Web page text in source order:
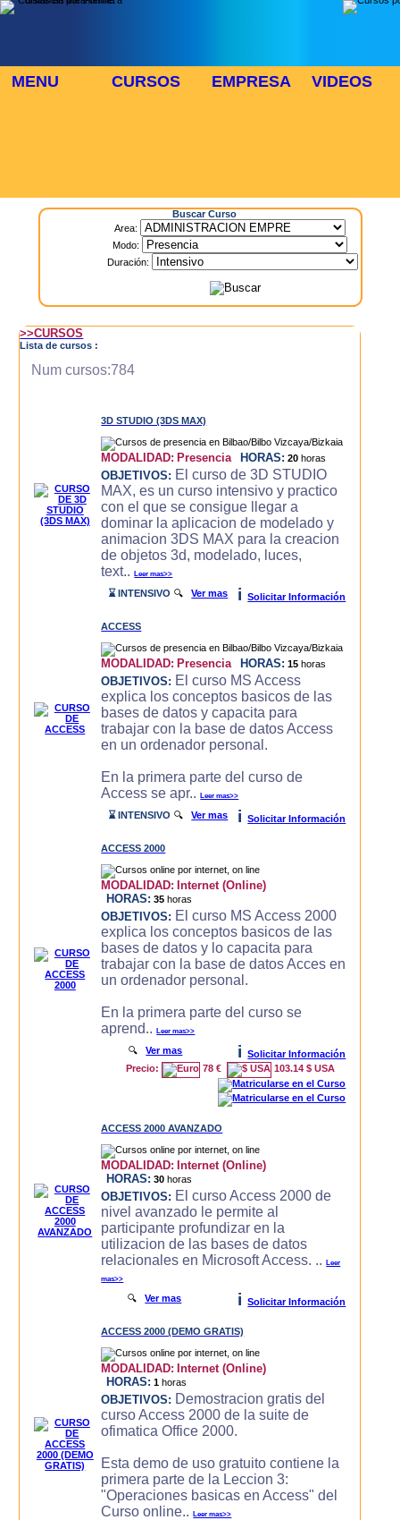
MENU CURSOS EMPRESA VIDEOS
Buscar Curso
Area:
Modo:
Duración:
>>CURSOS
Lista de cursos :
Num cursos:784
3D STUDIO (3DS MAX)
MODALIDAD: Presencia HORAS: 20 horas
OBJETIVOS: El curso de 3D STUDIO
MAX, es un curso intensivo y practico
con el que se consigue llegar a
dominar la aplicacion de modelado y
animacion 3DS MAX para la creacion
de objetos 3d, modelado, luces,
text..Leer mas>>
⌛ INTENSIVO 🔍Ver mas i Solicitar Información
ACCESS
MODALIDAD: Presencia HORAS: 15 horas
OBJETIVOS: El curso MS Access
explica los conceptos basicos de las
bases de datos y capacita para
trabajar con la base de datos Access
en un ordenador personal.
En la primera parte del curso de
Access se apr..Leer mas>>
⌛ INTENSIVO 🔍Ver mas i Solicitar Información
ACCESS 2000
MODALIDAD: Internet (Online)
HORAS: 35 horas
OBJETIVOS: El curso MS Access 2000
explica los conceptos basicos de las
bases de datos y lo capacita para
trabajar con la base de datos Acces en
un ordenador personal.
En la primera parte del curso se
aprend..Leer mas>>
🔍Ver mas i
Solicitar Información
Precio:
78 € 103.14 $ USA
ACCESS 2000 AVANZADO
MODALIDAD: Internet (Online)
HORAS: 30 horas
OBJETIVOS: El curso Access 2000 de
nivel avanzado le permite al
participante profundizar en la
utilizacion de las bases de datos
relacionales en Microsoft Access. ..Leer
mas>>
🔍Ver mas i Solicitar Información
ACCESS 2000 (DEMO GRATIS)
MODALIDAD: Internet (Online)
HORAS: 1 horas
OBJETIVOS: Demostracion gratis del
curso Access 2000 de la suite de
ofimatica Office 2000.
Esta demo de uso gratuito contiene la
primera parte de la Leccion 3:
"Operaciones basicas en Access" del
Curso online..Leer mas>>